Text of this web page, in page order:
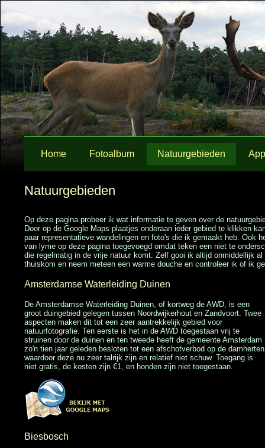
Home Fotoalbum Natuurgebieden
Natuurgebieden
Op deze pagina probeer ik wat informatie te geven over de
Door op de Google Maps plaatjes onderaan ieder gebied te klikken
paar representatieve wandelingen en foto's die ik gemaakt heb. Ook
van lyme op deze pagina toegevoegd omdat teken een niet te
die regelmatig in de vrije natuur komt. Zelf gooi ik altijd onmiddellijk
thuiskom en neem meteen een warme douche en controleer ik of ik
Amsterdamse Waterleiding Duinen
De Amsterdamse Waterleiding Duinen, of kortweg de AWD, is een
groot duingebied gelegen tussen Noordwijkerhout en Zandvoort. Twee
aspecten maken dit tot een zeer aantrekkelijk gebied voor
natuurfotografie. Ten eerste is het in de AWD toegestaan vrij te
struinen door de duinen en ten tweede heeft de gemeente Amsterdam
zo'n tien jaar geleden besloten tot een afschotverbod op de damherten
waardoor deze nu zeer talrijk zijn en relatief niet schuw. Toegang is
niet gratis, de kosten zijn €1, en honden zijn niet toegestaan.
Biesbosch